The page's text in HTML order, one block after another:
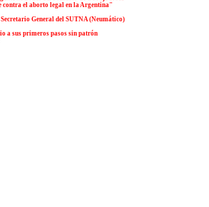
el aborto legal en la Argentina"
General del SUTNA (Neumático)
a sus primeros pasos sin patrón